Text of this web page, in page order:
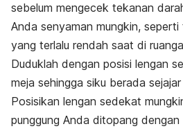
sebelum mengecek tekanan
Anda senyaman mungkin,
yang terlalu rendah saat di
Duduklah dengan posisi lengan
meja sehingga siku berada
Posisikan lengan sedekat
punggung Anda ditopang